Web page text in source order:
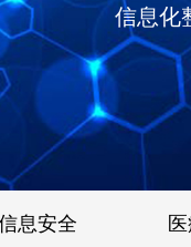
信息化
息安全